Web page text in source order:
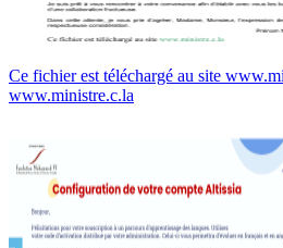
Ce fichier est téléchargé au site
www.ministre.c.la